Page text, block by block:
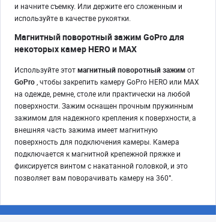
и начните съемку. Или держите его сложенным и
используйте в качестве рукоятки.
Магнитный поворотный зажим GoPro для
некоторых камер HERO и MAX
Используйте этотмагнитный поворотный зажимот
GoPro , чтобы закрепить камеру GoPro HERO или MAX
на одежде, ремне, столе или практически на любой
поверхности. Зажим оснащен прочным пружинным
зажимом для надежного крепления к поверхности, а
внешняя часть зажима имеет магнитную
поверхность для подключения камеры. Камера
подключается к магнитной крепежной пряжке и
фиксируется винтом с накатанной головкой, и это
позволяет вам поворачивать камеру на 360°.